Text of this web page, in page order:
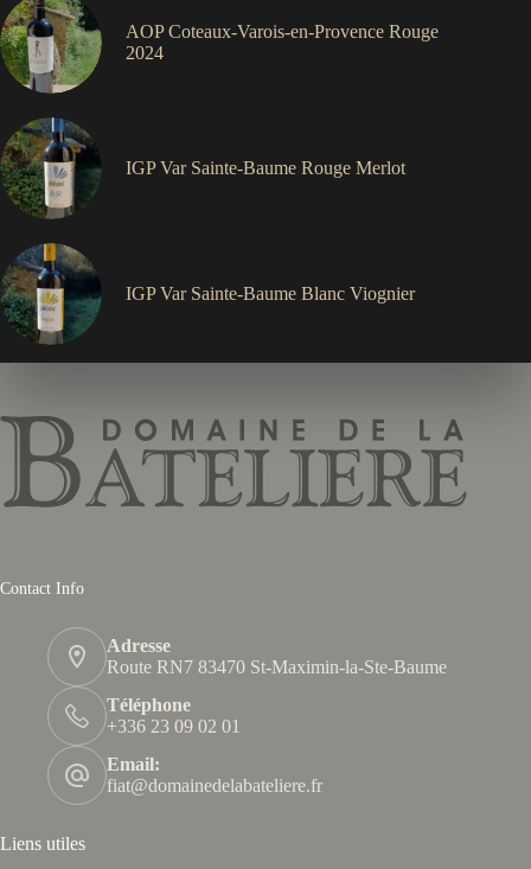
AOP Coteaux-Varois-en-Provence Rouge
2024
IGP Var Sainte-Baume Rouge Merlot
IGP Var Sainte-Baume Blanc Viognier
Contact Info
Adresse
Route RN7 83470 St-Maximin-la-Ste-Baume
Téléphone
+336 23 09 02 01
Email:
fiat@domainedelabateliere.fr
Liens utiles